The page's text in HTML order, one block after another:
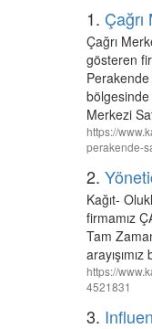
1.
Çağrı
gösteren
bölgesinde
Merkezi
https://
perakende-
2.
Kağıt-
firmamız
Tam
https://
4521831
3.